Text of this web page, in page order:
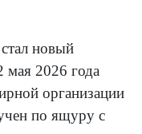
новый
мая 2026 года
организации
по ящуру с